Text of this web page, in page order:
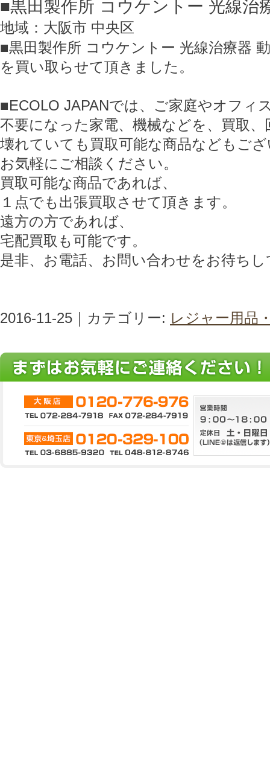
■黒田製作所 コウケントー 光線治
地域：大阪市 中央区
■黒田製作所 コウケントー 光線治療器
を買い取らせて頂きました。
■ECOLO JAPANでは、ご家庭やオフィ
不要になった家電、機械などを、買取
壊れていても買取可能な商品などもご
お気軽にご相談ください。
買取可能な商品であれば、
１点でも出張買取させて頂きます。
遠方の方であれば、
宅配買取も可能です。
是非、お電話、お問い合わせをお待ち
2016-11-25｜カテゴリー: レジャー用品